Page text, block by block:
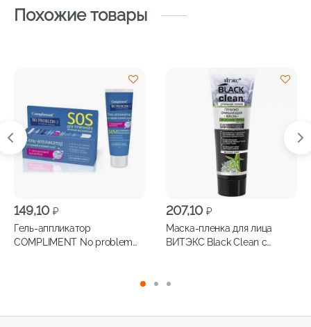
Похожие товары
149,10 ₽
Гель-аппликатор
COMPLIMENT No problem
207,10 ₽
Маска-пленка для лица
ВИТЭКС Black Clean с